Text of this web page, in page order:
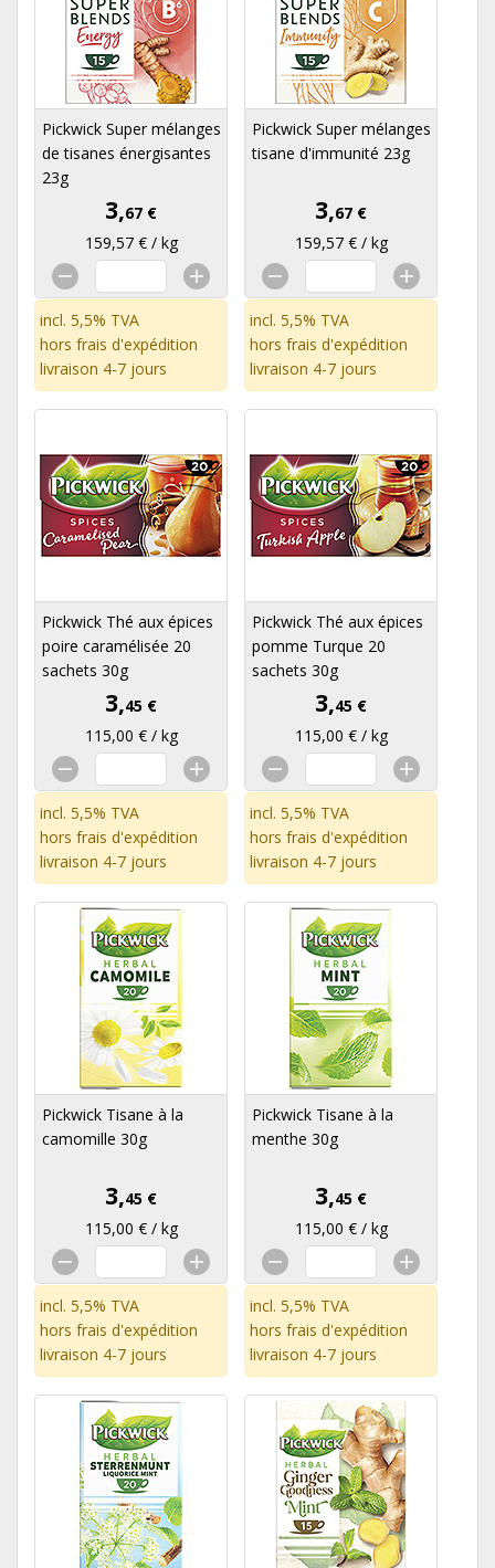
Pickwick Super mélanges
de tisanes énergisantes
23g
3,67 €
159,57 € / kg
incl. 5,5% TVA
hors frais d'expédition
livraison 4-7 jours
Pickwick Super mélanges
tisane d'immunité 23g
3,67 €
159,57 € / kg
incl. 5,5% TVA
hors frais d'expédition
livraison 4-7 jours
Pickwick Thé aux épices
poire caramélisée 20
sachets 30g
3,45 €
115,00 € / kg
incl. 5,5% TVA
hors frais d'expédition
livraison 4-7 jours
Pickwick Thé aux épices
pomme Turque 20
sachets 30g
3,45 €
115,00 € / kg
incl. 5,5% TVA
hors frais d'expédition
livraison 4-7 jours
Pickwick Tisane à la
camomille 30g
3,45 €
115,00 € / kg
incl. 5,5% TVA
hors frais d'expédition
livraison 4-7 jours
Pickwick Tisane à la
menthe 30g
3,45 €
115,00 € / kg
incl. 5,5% TVA
hors frais d'expédition
livraison 4-7 jours